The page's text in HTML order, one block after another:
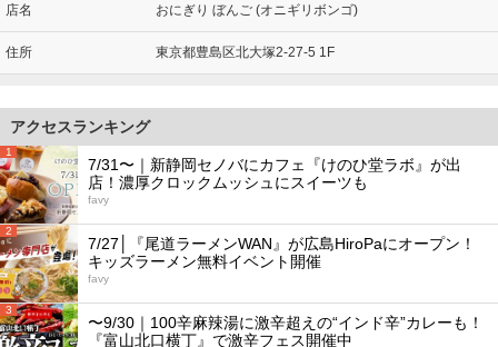
店名 おにぎり ぼんご (オニギリボンゴ)
住所 東京都豊島区北大塚2-27-5 1F
アクセスランキング
1
7/31〜｜新静岡セノバにカフェ『けのひ堂ラボ』が出
店！濃厚クロックムッシュにスイーツも
favy
2
7/27│『尾道ラーメンWAN』が広島HiroPaにオープン！
キッズラーメン無料イベント開催
favy
3
〜9/30｜100辛麻辣湯に激辛超えの“インド辛”カレーも！
『富山北口横丁』で激辛フェス開催中